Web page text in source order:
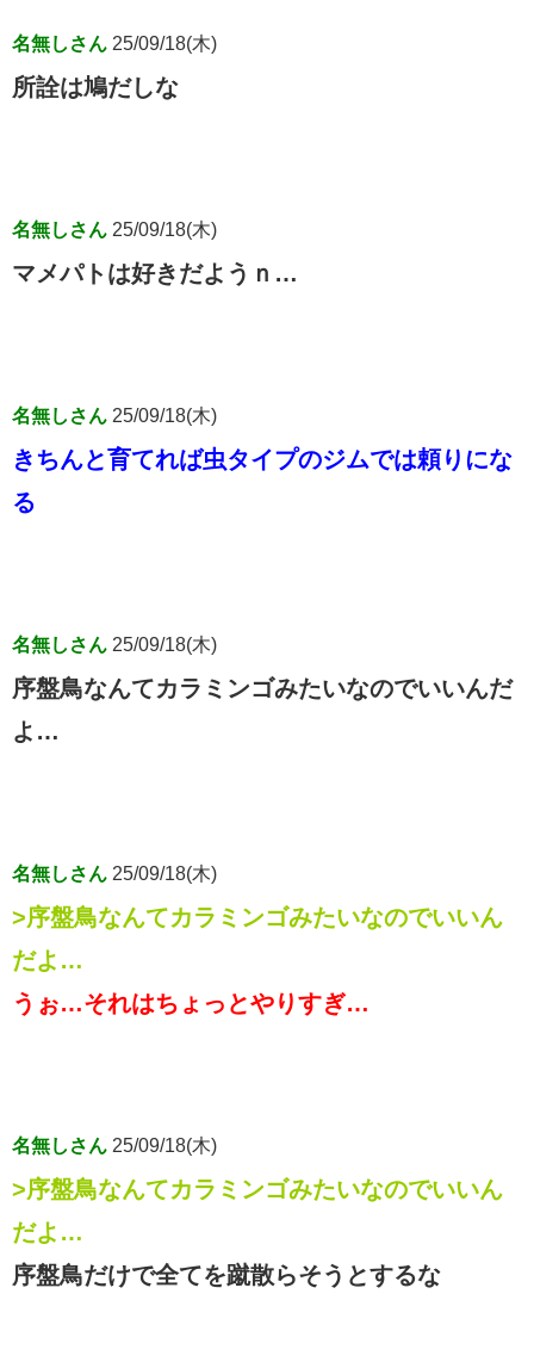
名無しさん 25/09/18(木)
所詮は鳩だしな
名無しさん 25/09/18(木)
マメパトは好きだようｎ…
名無しさん 25/09/18(木)
きちんと育てれば虫タイプのジムでは頼りにな
る
名無しさん 25/09/18(木)
序盤鳥なんてカラミンゴみたいなのでいいんだ
よ…
名無しさん 25/09/18(木)
>序盤鳥なんてカラミンゴみたいなのでいいん
だよ…
うぉ…それはちょっとやりすぎ…
名無しさん 25/09/18(木)
>序盤鳥なんてカラミンゴみたいなのでいいん
だよ…
序盤鳥だけで全てを蹴散らそうとするな